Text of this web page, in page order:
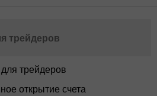
трейдеров
трейдеров
открытие счета